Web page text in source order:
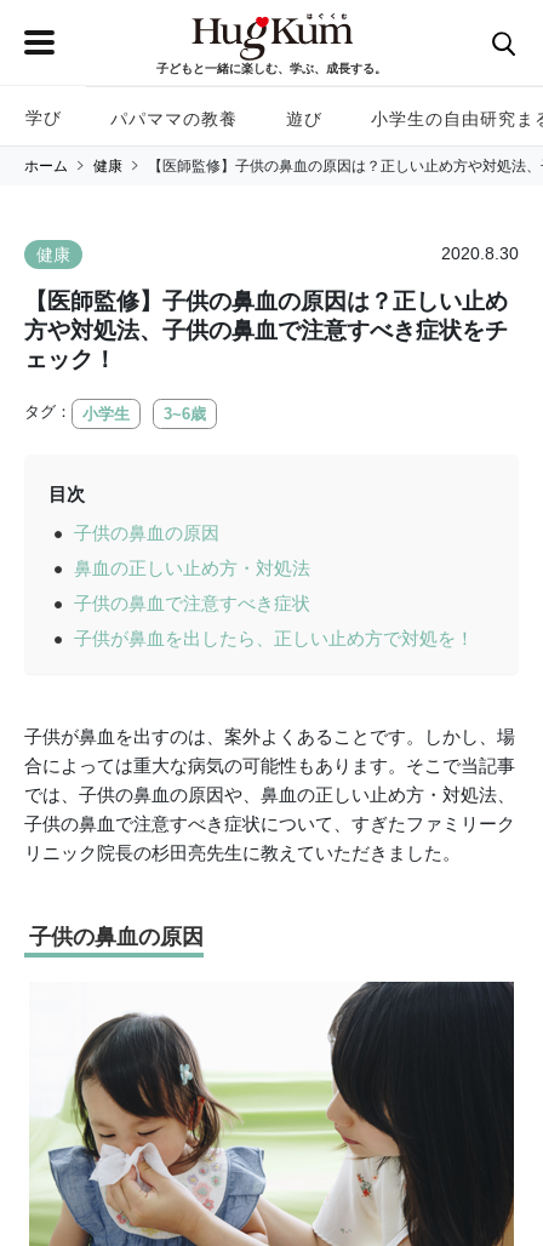
子どもと一緒に楽しむ、学ぶ、成長する。
学び パパママの教養 遊び 小学生の自由研究ま
ホーム 健康 【医師監修】子供の鼻血の原因は？正しい止め方や対処法
健康 2020.8.30
【医師監修】子供の鼻血の原因は？正しい止め
方や対処法、子供の鼻血で注意すべき症状をチ
ェック！
タグ： 小学生 3~6歳
目次
子供の鼻血の原因
鼻血の正しい止め方・対処法
子供の鼻血で注意すべき症状
子供が鼻血を出したら、正しい止め方で対処を！
子供が鼻血を出すのは、案外よくあることです。しかし、場
合によっては重大な病気の可能性もあります。そこで当記事
では、子供の鼻血の原因や、鼻血の正しい止め方・対処法、
子供の鼻血で注意すべき症状について、すぎたファミリーク
リニック院長の杉田亮先生に教えていただきました。
子供の鼻血の原因